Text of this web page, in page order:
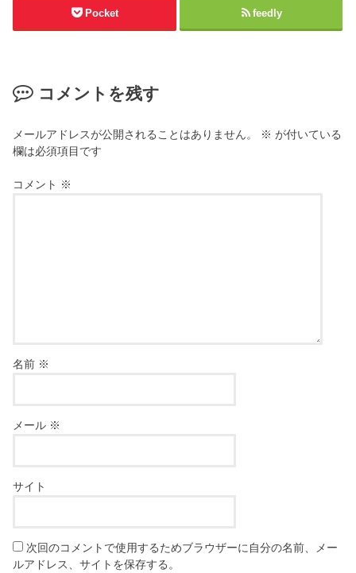
Pocket feedly
コメントを残す
メールアドレスが公開されることはありません。 ※ が付いている
欄は必須項目です
コメント ※
名前 ※
メール ※
サイト
次回のコメントで使用するためブラウザーに自分の名前、メー
ルアドレス、サイトを保存する。